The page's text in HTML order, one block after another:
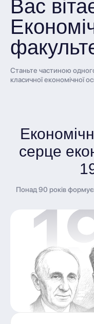
Вас
Станьте частиною
класичної економічної
серце
Понад 90 років